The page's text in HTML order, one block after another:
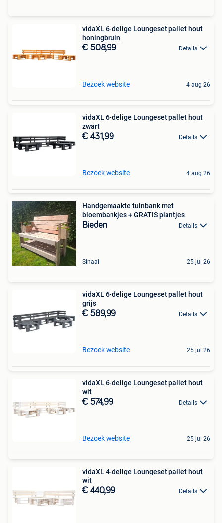
vidaXL 6-delige Loungeset pallet hout
honingbruin
€ 508,99 Details
Bezoek website 4 aug 26
vidaXL 6-delige Loungeset pallet hout
zwart
€ 431,99 Details
Bezoek website 4 aug 26
Handgemaakte tuinbank met
bloembankjes + GRATIS plantjes
Bieden Details
Sinaai 25 jul 26
vidaXL 6-delige Loungeset pallet hout
grijs
€ 589,99 Details
Bezoek website 25 jul 26
vidaXL 6-delige Loungeset pallet hout
wit
€ 574,99 Details
Bezoek website 25 jul 26
vidaXL 4-delige Loungeset pallet hout
wit
€ 440,99 Details